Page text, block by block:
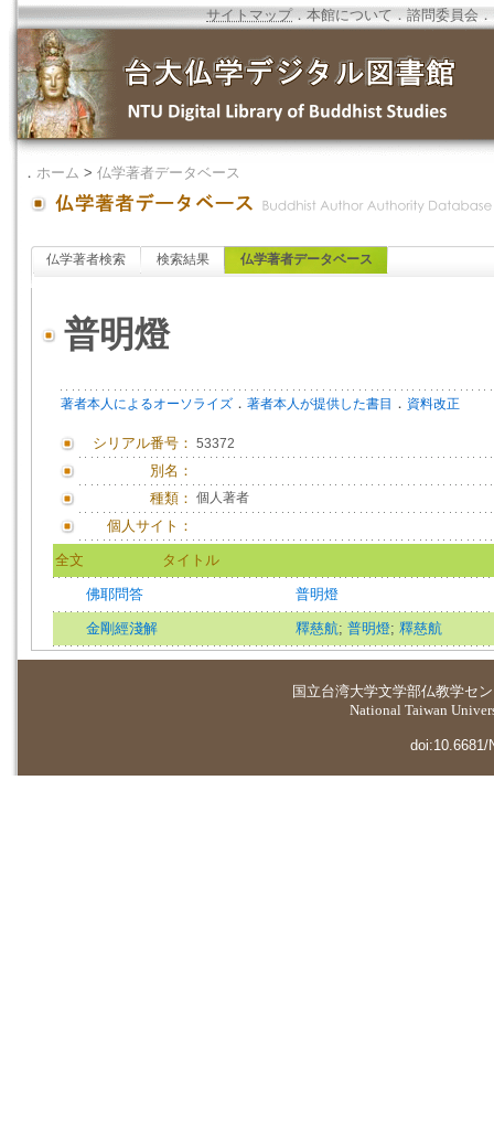
サイトマップ．本館について ．諮問委員会 ．
． ホーム > 仏学著者データベース
仏学著者検索 検索結果 仏学著者データベース
普明燈
著者本人によるオーソライズ ． 著者本人が提供した書目 ． 資料改正
シリアル番号： 53372
別名：
種類： 個人著者
個人サイト：
全文 タイトル
佛耶問答 普明燈
金剛經淺解 釋慈航; 普明燈; 釋慈航
国立台湾大学文学部仏教学セ
National Taiwan
doi:10.6681/